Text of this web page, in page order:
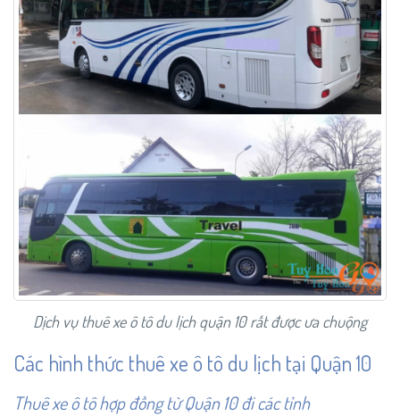
Dịch vụ thuê xe ô tô du lịch quận 10 rất được ưa chuộng
Các hình thức thuê xe ô tô du lịch tại Quận 10
Thuê xe ô tô hợp đồng từ Quận 10 đi các tỉnh